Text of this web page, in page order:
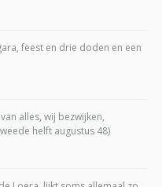
feest en drie doden en een
alles, wij bezwijken,
helft augustus 48)